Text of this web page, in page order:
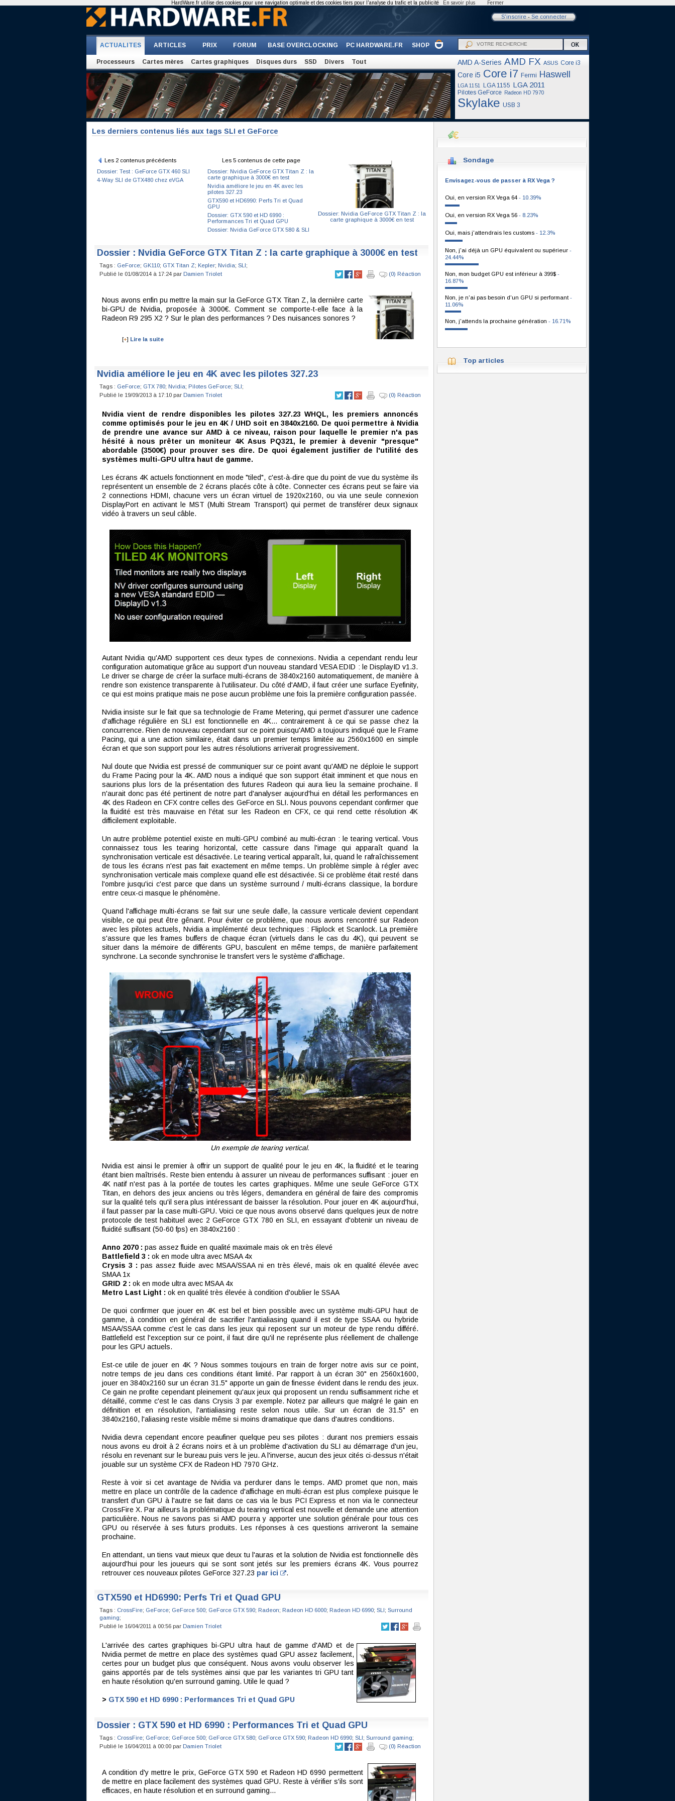
S'inscrire- Se connecter
ACTUALITES ARTICLES PRIX FORUM BASE OVERCLOCKING PC HARDWARE.FR SHOP
Processeurs Cartes mères Cartes graphiques Disques durs SSD Divers Tout AMD A-Series AMD FX ASUS Core i3
Core i5 Core i7 Fermi Haswell
LGA 1151 LGA 1155 LGA 2011
Pilotes GeForce Radeon HD 7970
Skylake USB 3
Les derniers contenus liés aux tags SLI et GeForce
Les 2 contenus précédents
Dossier: Test : GeForce GTX 460 SLI
4-Way SLI de GTX480 chez eVGA
Les 5 contenus de cette page
Dossier: Nvidia GeForce GTX Titan Z : la
carte graphique à 3000€ en test
Nvidia améliore le jeu en 4K avec les
pilotes 327.23
GTX590 et HD6990: Perfs Tri et Quad
GPU
Dossier: GTX 590 et HD 6990 :
Performances Tri et Quad GPU
Dossier: Nvidia GeForce GTX 580 & SLI
Dossier: Nvidia GeForce GTX Titan Z : la
carte graphique à 3000€ en test
Dossier : Nvidia GeForce GTX Titan Z : la carte graphique à 3000€ en test
Tags : GeForce; GK110; GTX Titan Z; Kepler; Nvidia; SLI;
Publié le 01/08/2014 à 17:24 par Damien Triolet (0) Réaction
Nous avons enfin pu mettre la main sur la GeForce GTX Titan Z, la dernière carte
bi-GPU de Nvidia, proposée à 3000€. Comment se comporte-t-elle face à la
Radeon R9 295 X2 ? Sur le plan des performances ? Des nuisances sonores ?
[+] Lire la suite
Nvidia améliore le jeu en 4K avec les pilotes 327.23
Tags : GeForce; GTX 780; Nvidia; Pilotes GeForce; SLI;
Publié le 19/09/2013 à 17:10 par Damien Triolet (0) Réaction
Nvidia vient de rendre disponibles les pilotes 327.23 WHQL, les premiers annoncés
comme optimisés pour le jeu en 4K / UHD soit en 3840x2160. De quoi permettre à Nvidia
de prendre une avance sur AMD à ce niveau, raison pour laquelle le premier n'a pas
hésité à nous prêter un moniteur 4K Asus PQ321, le premier à devenir "presque"
abordable (3500€) pour prouver ses dire. De quoi également justifier de l'utilité des
systèmes multi-GPU ultra haut de gamme.
Les écrans 4K actuels fonctionnent en mode "tiled", c'est-à-dire que du point de vue du système ils
représentent un ensemble de 2 écrans placés côte à côte. Connecter ces écrans peut se faire via
2 connections HDMI, chacune vers un écran virtuel de 1920x2160, ou via une seule connexion
DisplayPort en activant le MST (Multi Stream Transport) qui permet de transférer deux signaux
vidéo à travers un seul câble.
Autant Nvidia qu'AMD supportent ces deux types de connexions. Nvidia a cependant rendu leur
configuration automatique grâce au support d'un nouveau standard VESA EDID : le DisplayID v1.3.
Le driver se charge de créer la surface multi-écrans de 3840x2160 automatiquement, de manière à
rendre son existence transparente à l'utilisateur. Du côté d'AMD, il faut créer une surface Eyefinity,
ce qui est moins pratique mais ne pose aucun problème une fois la première configuration passée.
Nvidia insiste sur le fait que sa technologie de Frame Metering, qui permet d'assurer une cadence
d'affichage régulière en SLI est fonctionnelle en 4K… contrairement à ce qui se passe chez la
concurrence. Rien de nouveau cependant sur ce point puisqu'AMD a toujours indiqué que le Frame
Pacing, qui a une action similaire, était dans un premier temps limitée au 2560x1600 en simple
écran et que son support pour les autres résolutions arriverait progressivement.
Nul doute que Nvidia est pressé de communiquer sur ce point avant qu'AMD ne déploie le support
du Frame Pacing pour la 4K. AMD nous a indiqué que son support était imminent et que nous en
saurions plus lors de la présentation des futures Radeon qui aura lieu la semaine prochaine. Il
n'aurait donc pas été pertinent de notre part d'analyser aujourd'hui en détail les performances en
4K des Radeon en CFX contre celles des GeForce en SLI. Nous pouvons cependant confirmer que
la fluidité est très mauvaise en l'état sur les Radeon en CFX, ce qui rend cette résolution 4K
difficilement exploitable.
Un autre problème potentiel existe en multi-GPU combiné au multi-écran : le tearing vertical. Vous
connaissez tous les tearing horizontal, cette cassure dans l'image qui apparaît quand la
synchronisation verticale est désactivée. Le tearing vertical apparaît, lui, quand le rafraîchissement
de tous les écrans n'est pas fait exactement en même temps. Un problème simple à régler avec
synchronisation verticale mais complexe quand elle est désactivée. Si ce problème était resté dans
l'ombre jusqu'ici c'est parce que dans un système surround / multi-écrans classique, la bordure
entre ceux-ci masque le phénomène.
Quand l'affichage multi-écrans se fait sur une seule dalle, la cassure verticale devient cependant
visible, ce qui peut être gênant. Pour éviter ce problème, que nous avons rencontré sur Radeon
avec les pilotes actuels, Nvidia a implémenté deux techniques : Fliplock et Scanlock. La première
s'assure que les frames buffers de chaque écran (virtuels dans le cas du 4K), qui peuvent se
situer dans la mémoire de différents GPU, basculent en même temps, de manière parfaitement
synchrone. La seconde synchronise le transfert vers le système d'affichage.
Un exemple de tearing vertical.
Nvidia est ainsi le premier à offrir un support de qualité pour le jeu en 4K, la fluidité et le tearing
étant bien maîtrisés. Reste bien entendu à assurer un niveau de performances suffisant : jouer en
4K natif n'est pas à la portée de toutes les cartes graphiques. Même une seule GeForce GTX
Titan, en dehors des jeux anciens ou très légers, demandera en général de faire des compromis
sur la qualité tels qu'il sera plus intéressant de baisser la résolution. Pour jouer en 4K aujourd'hui,
il faut passer par la case multi-GPU. Voici ce que nous avons observé dans quelques jeux de notre
protocole de test habituel avec 2 GeForce GTX 780 en SLI, en essayant d'obtenir un niveau de
fluidité suffisant (50-60 fps) en 3840x2160 :
Anno 2070 : pas assez fluide en qualité maximale mais ok en très élevé
Battlefield 3 : ok en mode ultra avec MSAA 4x
Crysis 3 : pas assez fluide avec MSAA/SSAA ni en très élevé, mais ok en qualité élevée avec
SMAA 1x
GRID 2 : ok en mode ultra avec MSAA 4x
Metro Last Light : ok en qualité très élevée à condition d'oublier le SSAA
De quoi confirmer que jouer en 4K est bel et bien possible avec un système multi-GPU haut de
gamme, à condition en général de sacrifier l'antialiasing quand il est de type SSAA ou hybride
MSAA/SSAA comme c'est le cas dans les jeux qui reposent sur un moteur de type rendu différé.
Battlefield est l'exception sur ce point, il faut dire qu'il ne représente plus réellement de challenge
pour les GPU actuels.
Est-ce utile de jouer en 4K ? Nous sommes toujours en train de forger notre avis sur ce point,
notre temps de jeu dans ces conditions étant limité. Par rapport à un écran 30" en 2560x1600,
jouer en 3840x2160 sur un écran 31.5" apporte un gain de finesse évident dans le rendu des jeux.
Ce gain ne profite cependant pleinement qu'aux jeux qui proposent un rendu suffisamment riche et
détaillé, comme c'est le cas dans Crysis 3 par exemple. Notez par ailleurs que malgré le gain en
définition et en résolution, l'antialiasing reste selon nous utile. Sur un écran de 31.5" en
3840x2160, l'aliasing reste visible même si moins dramatique que dans d'autres conditions.
Nvidia devra cependant encore peaufiner quelque peu ses pilotes : durant nos premiers essais
nous avons eu droit à 2 écrans noirs et à un problème d'activation du SLI au démarrage d'un jeu,
résolu en revenant sur le bureau puis vers le jeu. A l'inverse, aucun des jeux cités ci-dessus n'était
jouable sur un système CFX de Radeon HD 7970 GHz.
Reste à voir si cet avantage de Nvidia va perdurer dans le temps. AMD promet que non, mais
mettre en place un contrôle de la cadence d'affichage en multi-écran est plus complexe puisque le
transfert d'un GPU à l'autre se fait dans ce cas via le bus PCI Express et non via le connecteur
CrossFire X. Par ailleurs la problématique du tearing vertical est nouvelle et demande une attention
particulière. Nous ne savons pas si AMD pourra y apporter une solution générale pour tous ces
GPU ou réservée à ses futurs produits. Les réponses à ces questions arriveront la semaine
prochaine.
En attendant, un tiens vaut mieux que deux tu l'auras et la solution de Nvidia est fonctionnelle dès
aujourd'hui pour les joueurs qui se sont sont jetés sur les premiers écrans 4K. Vous pourrez
retrouver ces nouveaux pilotes GeForce 327.23 par ici .
GTX590 et HD6990: Perfs Tri et Quad GPU
Tags : CrossFire; GeForce; GeForce 500; GeForce GTX 590; Radeon; Radeon HD 6000; Radeon HD 6990; SLI; Surround
gaming;
Publié le 16/04/2011 à 00:56 par Damien Triolet
L'arrivée des cartes graphiques bi-GPU ultra haut de gamme d'AMD et de
Nvidia permet de mettre en place des systèmes quad GPU assez facilement,
certes pour un budget plus que conséquent. Nous avons voulu observer les
gains apportés par de tels systèmes ainsi que par les variantes tri GPU tant
en haute résolution qu'en surround gaming. Utile le quad ?
> GTX 590 et HD 6990 : Performances Tri et Quad GPU
Dossier : GTX 590 et HD 6990 : Performances Tri et Quad GPU
Tags : CrossFire; GeForce; GeForce 500; GeForce GTX 580; GeForce GTX 590; Radeon HD 6990; SLI; Surround gaming;
Publié le 16/04/2011 à 00:00 par Damien Triolet (0) Réaction
A condition d'y mettre le prix, GeForce GTX 590 et Radeon HD 6990 permettent
de mettre en place facilement des systèmes quad GPU. Reste à vérifier s'ils sont
efficaces, en haute résolution et en surround gaming...
Sondage
Envisagez-vous de passer à RX Vega ?
Oui, en version RX Vega 64 - 10.39%
Oui, en version RX Vega 56 - 8.23%
Oui, mais j'attendrais les customs - 12.3%
Non, j'ai déjà un GPU équivalent ou supérieur -
24.44%
Non, mon budget GPU est inférieur à 399$ -
16.87%
Non, je n'ai pas besoin d'un GPU si performant -
11.06%
Non, j'attends la prochaine génération - 16.71%
Top articles
HardWare.fr utilise des cookies pour une navigation optimale et des cookies tiers pour l'analyse du trafic et la publicité En savoir plus Fermer